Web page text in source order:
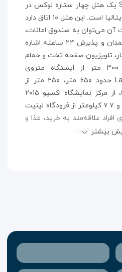
هتل Santa Marta Suites یک هتل چهار ستاره لوکس در
شهر میلان واقع در کشور ایتالیا است. این هتل ۱۰ اتاق دارد
آن می‌توان به صندوق امانات،
وای‌فای رایگان، نگهداری چمدان و پذیرش ۲۴ ساعته اشاره
تلویزیون صفحه تخت و حمام
اختصاصی هستند. هتل ۳۰۰ متر از ایستگاه متروی
Duomo، از تئاتر La Scala حدود ۶۵۰ متر، ۲۵۰ متر از
ایستگاه متروی Cordusio، از مرکز نمایشگاه اکسپو ۲۰۱۵
حدود ۳۰ دقیقه با ماشین و ۷.۷ کیلومتر از فرودگاه لینیت
افراد علاقه‌مند به خرید، غذا و
مناسبی است.
های توریستی و تفریحی میلان،
در زمان و هزینه رفت و آمد
با اخلاق و دوره دیده
بیشتر